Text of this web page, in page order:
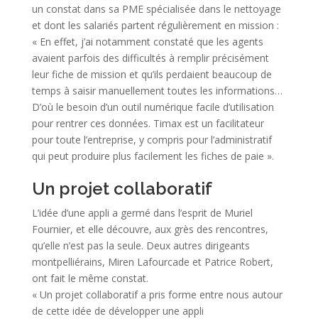
un constat dans sa PME spécialisée dans le nettoyage
et dont les salariés partent régulièrement en mission :
« En effet, j’ai notamment constaté que les agents
avaient parfois des difficultés à remplir précisément
leur fiche de mission et qu’ils perdaient beaucoup de
temps à saisir manuellement toutes les informations…
D’où le besoin d’un outil numérique facile d’utilisation
pour rentrer ces données. Timax est un facilitateur
pour toute l’entreprise, y compris pour l’administratif
qui peut produire plus facilement les fiches de paie ».
Un projet collaboratif
L’idée d’une appli a germé dans l’esprit de Muriel
Fournier, et elle découvre, aux grès des rencontres,
qu’elle n’est pas la seule. Deux autres dirigeants
montpelliérains, Miren Lafourcade et Patrice Robert,
ont fait le même constat.
« Un projet collaboratif a pris forme entre nous autour
de cette idée de développer une appli